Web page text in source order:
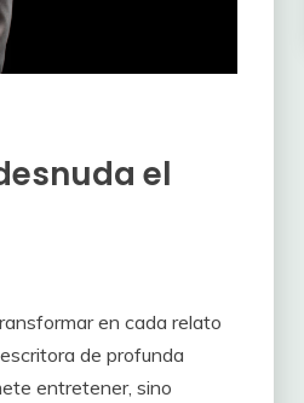
el
en cada relato
de profunda
entretener, sino